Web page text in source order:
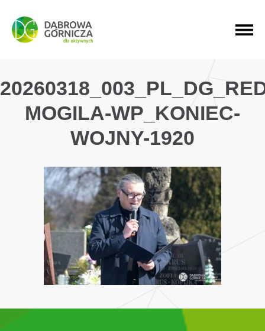
PRZEJDŹ DO MENU GŁÓWNEGO
PRZEJDŹ DO WYSZUKIWARKI
PRZEJDŹ DO TREŚCI
MOGILA-WP_KONIEC-
WOJNY-1920